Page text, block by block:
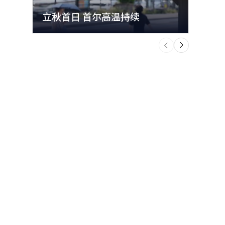
立秋首日 首尔高温持续
下
一
个